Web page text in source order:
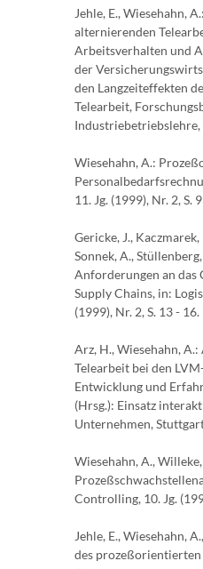
Jehle, E., Wiesehahn,
alternierenden
Arbeitsverhalten und
der
den Langzeiteffekten
Telearbeit,
Wiesehahn, A.:
11. Jg. (1999), Nr. 2, S.
Gericke, J.,
Sonnek, A.,
Anforderungen an das
Supply Chains, in:
(1999), Nr. 2, S. 13 - 16.
Arz, H., Wiesehahn,
Telearbeit bei den
Entwicklung und
(Hrsg.): Einsatz
Unternehmen,
Wiesehahn, A.,
Controlling, 10. Jg.
Jehle, E., Wiesehahn,
des prozeßorientierten